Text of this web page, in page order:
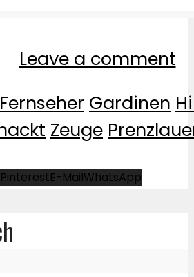
Leave a comment
Fernseher Gardinen
Zeuge
PinterestE-MailWhatsApp